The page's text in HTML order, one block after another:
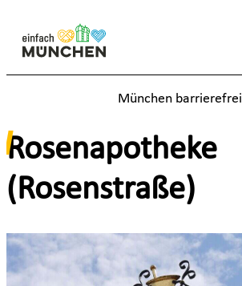
München barrierefrei
Rosenapotheke
(Rosenstraße)